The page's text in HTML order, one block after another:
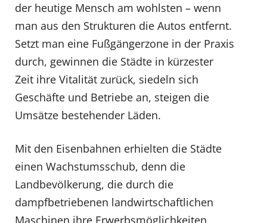
der heutige Mensch am wohlsten – wenn
man aus den Strukturen die Autos entfernt.
Setzt man eine Fußgängerzone in der Praxis
durch, gewinnen die Städte in kürzester
Zeit ihre Vitalität zurück, siedeln sich
Geschäfte und Betriebe an, steigen die
Umsätze bestehender Läden.
Mit den Eisenbahnen erhielten die Städte
einen Wachstumsschub, denn die
Landbevölkerung, die durch die
dampfbetriebenen landwirtschaftlichen